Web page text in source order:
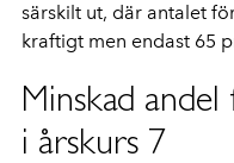
särskilt ut, där antalet
kraftigt men endast 65
Minskad andel
i årskurs 7